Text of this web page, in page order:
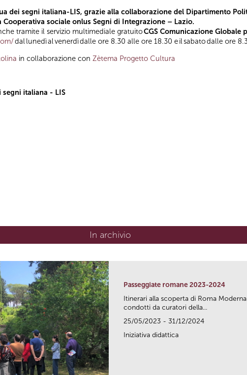
dei segni italiana-LIS, grazie alla collaborazione del Dipartimento
Cooperativa sociale onlus Segni di Integrazione – Lazio.
tramite il servizio multimediale gratuitoCGS Comunicazione Globale
dal lunedì al venerdì dalle ore 8.30 alle ore 18.30 e il sabato dalle ore
in collaborazione con Zètema Progetto Cultura
italiana - LIS
In archivio
Passeggiate romane 2023-2024
Itinerari alla scoperta di Roma
condotti da curatori della...
25/05/2023 - 31/12/2024
Iniziativa didattica